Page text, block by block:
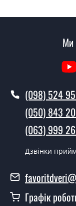
Ми
(098) 524
(050) 843
(063) 999
Дзвінки
Графік